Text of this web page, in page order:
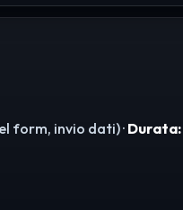
form, invio dati) · Durata: